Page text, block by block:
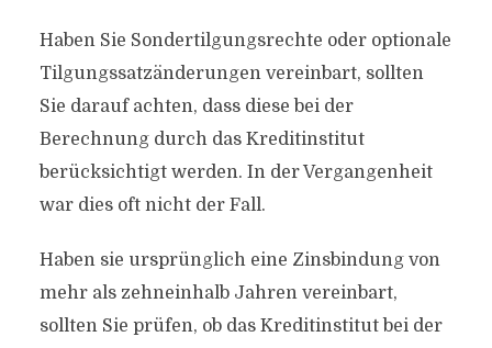
Haben Sie Sondertilgungsrechte oder optionale
Tilgungssatzänderungen vereinbart, sollten
Sie darauf achten, dass diese bei der
Berechnung durch das Kreditinstitut
berücksichtigt werden. In der Vergangenheit
war dies oft nicht der Fall.
Haben sie ursprünglich eine Zinsbindung von
mehr als zehneinhalb Jahren vereinbart,
sollten Sie prüfen, ob das Kreditinstitut bei der